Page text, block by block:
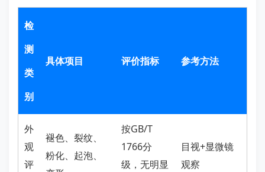
检
测
类
别
具体项目 评价指标 参考方法
外
观
评
褪色、裂纹、
粉化、起泡、
按GB/T
1766分
级，无明显
目视+显微镜
观察